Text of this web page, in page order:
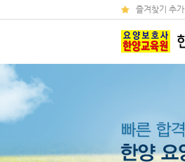
즐겨찾기 추가